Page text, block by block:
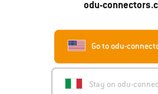
odu-
Go to odu-
Stay on odu-
English (PDF)
Deutsch (PDF)
Italiano (PDF)